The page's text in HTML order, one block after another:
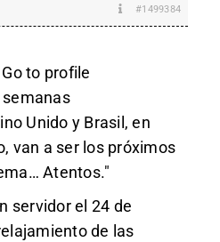
#1499384
to profile
semanas
Unido y Brasil, en
van a ser los próximos
Atentos."
servidor el 24 de
de las